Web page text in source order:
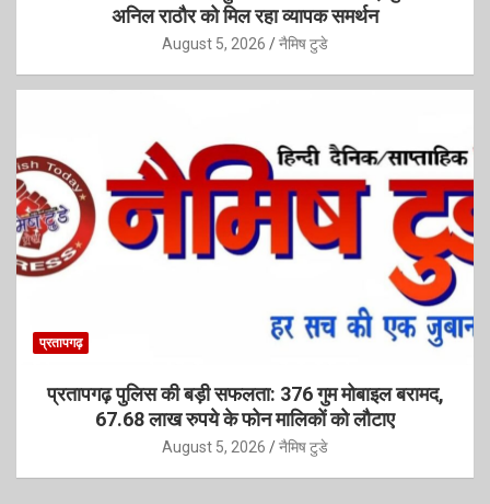
अनिल राठौर को मिल रहा व्यापक समर्थन
August 5, 2026 नैमिष टुडे
प्रतापगढ़
प्रतापगढ़ पुलिस की बड़ी सफलता: 376 गुम मोबाइल बरामद,
67.68 लाख रुपये के फोन मालिकों को लौटाए
August 5, 2026 नैमिष टुडे